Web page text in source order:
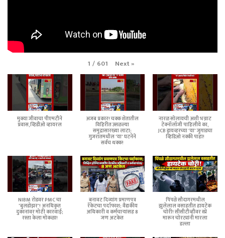
1 / 601 Next»
मुक्या जीवाचा पीएमटीने
प्रवास,व्हिडीओ व्हायरल
अजब प्रकार! चक्क शेतातील
विहिरीत उसळल्या
समुद्रासारख्या लाटा;
गुजरातमधील 'या' घटनेने
सर्वच थक्क!
नारळ सोलायची अशी भन्नाट
टेक्नॉलॉजी पाहिलीये का,
JCB ड्रायव्हरच्या 'या' जुगाडचा
व्हिडिओ नक्की पाहा!
NIBM रोडवर PMC चा
'बुलडोझर'! अनधिकृत
दुकानांवर मोठी कारवाई;
रस्ता केला मोकळा!
बनावट दिव्यांग प्रमाणपत्र
रॅकेटचा पर्दाफाश; वैद्यकीय
अधिकारी व कर्मचाऱ्यांसह 8
जण अटकेत
पिंपळे सौदागरमधील
झुलेलाल वसाहतीत हायटेक
चोरी! सीसीटीव्हीवर स्प्रे
मारून चोरट्यांनी मारला
डल्ला